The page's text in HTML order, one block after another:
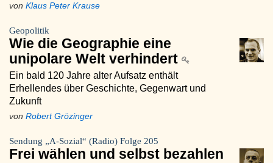
von Klaus Peter Krause
Geopolitik
Wie die Geographie eine
unipolare Welt verhindert
Ein bald 120 Jahre alter Aufsatz enthält
Erhellendes über Geschichte, Gegenwart und
Zukunft
von Robert Grözinger
Sendung „A-Sozial“ (Radio) Folge 205
Frei wählen und selbst bezahlen